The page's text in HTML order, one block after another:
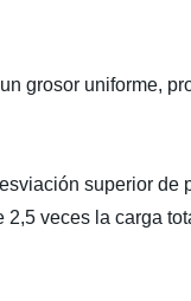
grosor uniforme,
superior de
veces la carga